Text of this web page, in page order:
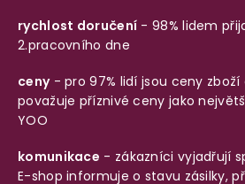
rychlost doručení - 98% lidem
2.pracovního dne
ceny- pro 97% lidí jsou ceny zboží
považuje příznivé ceny jako
YOO
komunikace - zákazníci vyjadřují
E-shop informuje o stavu zásilky,